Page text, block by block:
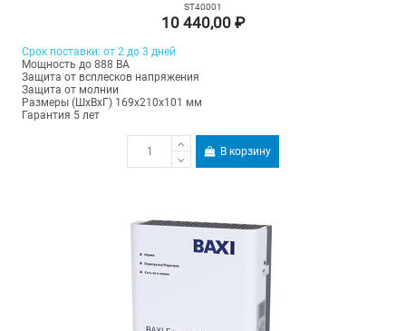
ST40001
10 440,00 ₽
Срок поставки: от 2 до 3 дней
Мощность до 888 ВА
Защита от всплесков напряжения
Защита от молнии
Размеры (ШхВхГ) 169х210х101 мм
Гарантия 5 лет
В корзину